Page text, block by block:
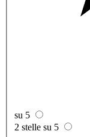
su 5
2 stelle su 5